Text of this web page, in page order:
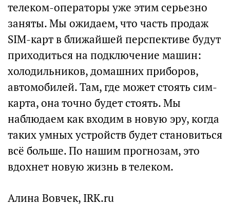
телеком-операторы уже этим серьезно
заняты. Мы ожидаем, что часть продаж
SIM-карт в ближайшей перспективе будут
приходиться на подключение машин:
холодильников, домашних приборов,
автомобилей. Там, где может стоять сим-
карта, она точно будет стоять. Мы
наблюдаем как входим в новую эру, когда
таких умных устройств будет становиться
всё больше. По нашим прогнозам, это
вдохнет новую жизнь в телеком.
Алина Вовчек, IRK.ru